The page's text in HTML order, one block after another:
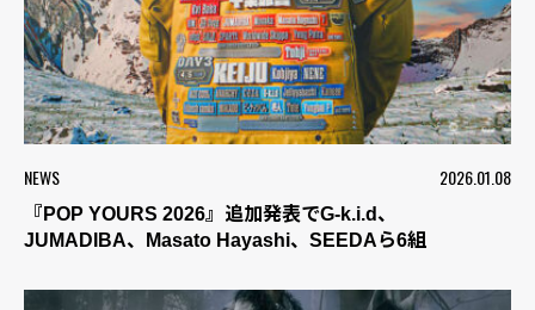
NEWS 2026.01.08
『POP YOURS 2026』追加発表でG-k.i.d、
JUMADIBA、Masato Hayashi、SEEDAら6組